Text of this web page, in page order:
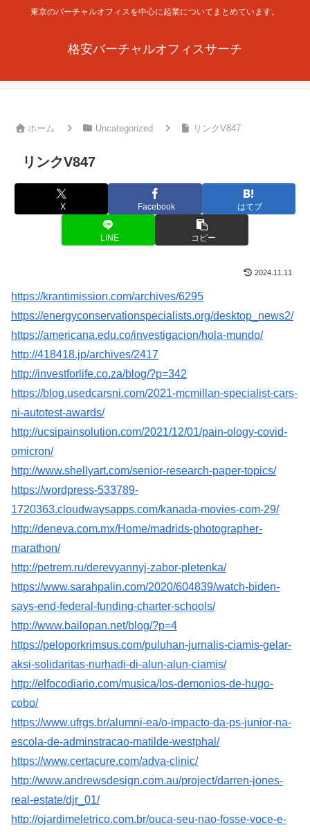
東京のバーチャルオフィスを中心に起業についてまとめています。
格安バーチャルオフィスサーチ
ホーム Uncategorized リンクV847
リンクV847
X Facebook はてブ
LINE コピー
2024.11.11
https://krantimission.com/archives/6295
https://energyconservationspecialists.org/desktop_news2/
https://americana.edu.co/investigacion/hola-mundo/
http://418418.jp/archives/2417
http://investforlife.co.za/blog/?p=342
https://blog.usedcarsni.com/2021-mcmillan-specialist-cars-
ni-autotest-awards/
http://ucsipainsolution.com/2021/12/01/pain-ology-covid-
omicron/
http://www.shellyart.com/senior-research-paper-topics/
https://wordpress-533789-
1720363.cloudwaysapps.com/kanada-movies-com-29/
http://deneva.com.mx/Home/madrids-photographer-
marathon/
http://petrem.ru/derevyannyj-zabor-pletenka/
https://www.sarahpalin.com/2020/604839/watch-biden-
says-end-federal-funding-charter-schools/
http://www.bailopan.net/blog/?p=4
https://peloporkrimsus.com/puluhan-jurnalis-ciamis-gelar-
aksi-solidaritas-nurhadi-di-alun-alun-ciamis/
http://elfocodiario.com/musica/los-demonios-de-hugo-
cobo/
https://www.ufrgs.br/alumni-ea/o-impacto-da-ps-junior-na-
escola-de-adminstracao-matilde-westphal/
https://www.certacure.com/adva-clinic/
http://www.andrewsdesign.com.au/project/darren-jones-
real-estate/djr_01/
http://ojardimeletrico.com.br/ouca-seu-nao-fosse-voce-e-